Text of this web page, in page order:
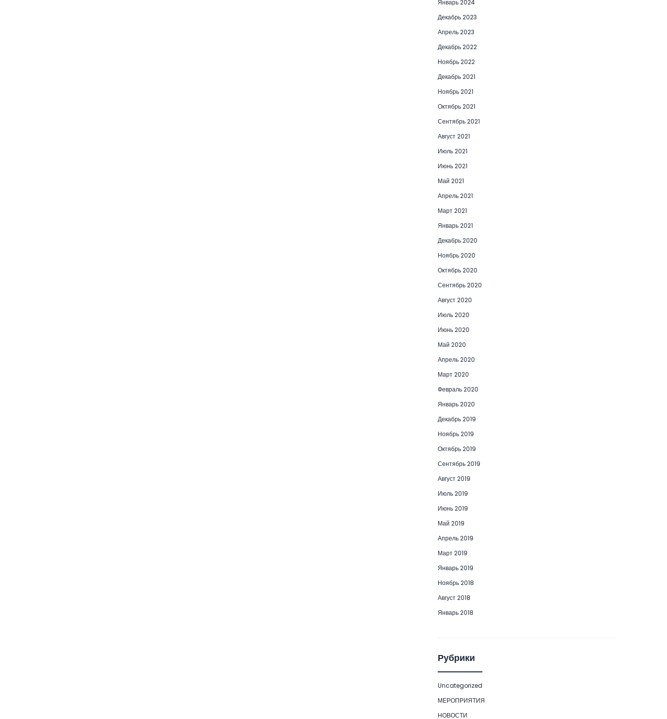
Январь 2024
Декабрь 2023
Апрель 2023
Декабрь 2022
Ноябрь 2022
Декабрь 2021
Ноябрь 2021
Октябрь 2021
Сентябрь 2021
Август 2021
Июль 2021
Июнь 2021
Май 2021
Апрель 2021
Март 2021
Январь 2021
Декабрь 2020
Ноябрь 2020
Октябрь 2020
Сентябрь 2020
Август 2020
Июль 2020
Июнь 2020
Май 2020
Апрель 2020
Март 2020
Февраль 2020
Январь 2020
Декабрь 2019
Ноябрь 2019
Октябрь 2019
Сентябрь 2019
Август 2019
Июль 2019
Июнь 2019
Май 2019
Апрель 2019
Март 2019
Январь 2019
Ноябрь 2018
Август 2018
Январь 2018
Рубрики
Uncategorized
МЕРОПРИЯТИЯ
НОВОСТИ